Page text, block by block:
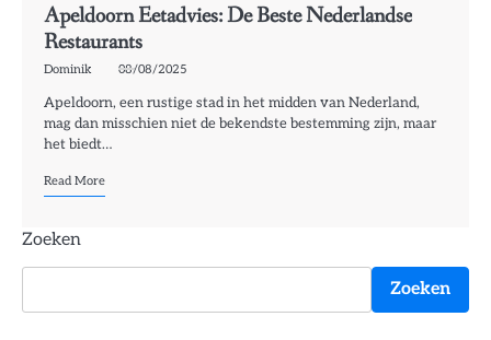
Apeldoorn Eetadvies: De Beste Nederlandse
Restaurants
Dominik 08/08/2025
Apeldoorn, een rustige stad in het midden van Nederland,
mag dan misschien niet de bekendste bestemming zijn, maar
het biedt…
Read More
Zoeken
Zoeken